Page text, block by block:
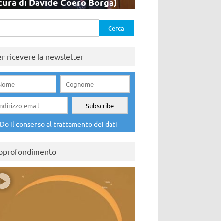
ricevere la newsletter
Do il consenso al trattamento dei dati